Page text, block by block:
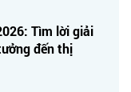
Tìm lời giải
đến thị